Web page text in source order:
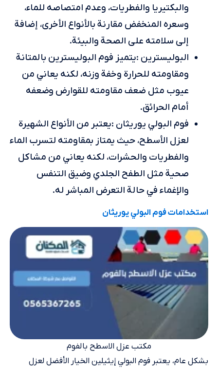
والبكتيريا والفطريات، وعدم امتصاصه للماء،
وسعره المنخفض مقارنة بالأنواع الأخرى، إضافة
إلى سلامته على الصحة والبيئة.
البوليسترين :يتميز فوم البوليسترين بالمتانة
ومقاومته للحرارة وخفة وزنه، لكنه يعاني من
عيوب مثل ضعف مقاومته للقوارض وضعفه
أمام الحرائق.
فوم البولي يوريثان :يعتبر من الأنواع الشهيرة
لعزل الأسطح، حيث يمتاز بمقاومته لتسرب الماء
والفطريات والحشرات، لكنه يعاني من مشاكل
صحية مثل الطفح الجلدي وضيق التنفس
والإغماء في حالة التعرض المباشر له.
استخدامات فوم البولي يوريثان
مكتب عزل الاسطح بالفوم
بشكل عام، يعتبر فوم البولي إيثيلين الخيار الأفضل لعزل